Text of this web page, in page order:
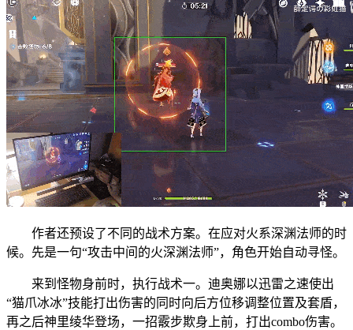
作者还预设了不同的战术方案。在应对火系深渊法师的时
候。先是一句“攻击中间的火深渊法师”，角色开始自动寻怪。
来到怪物身前时，执行战术一。迪奥娜以迅雷之速使出
“猫爪冰冰”技能打出伤害的同时向后方位移调整位置及套盾，
再之后神里绫华登场，一招霰步欺身上前，打出combo伤害。